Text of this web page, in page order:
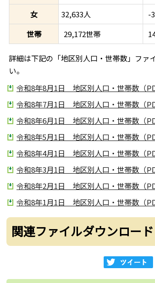
女
32,633人
-
世帯
29,172世帯
詳細は下記の「地区別人口・世帯数」ファ
い。
令和8年8月1日 地区別人口・世帯数（
令和8年7月1日 地区別人口・世帯数（
令和8年6月1日 地区別人口・世帯数（
令和8年5月1日 地区別人口・世帯数（
令和8年4月1日 地区別人口・世帯数（
令和8年3月1日 地区別人口・世帯数（
令和8年2月1日 地区別人口・世帯数（
令和8年1月1日 地区別人口・世帯数（
関連ファイルダウンロード